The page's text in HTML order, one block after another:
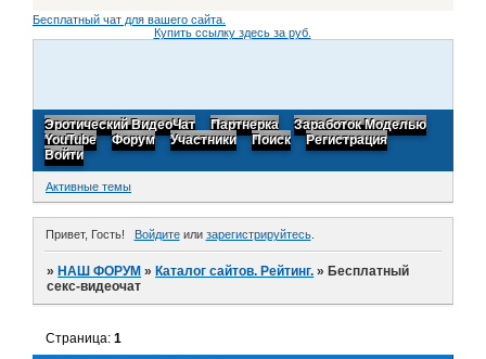
Бесплатный чат для вашего сайта.
Купить ссылку здесь за руб.
Эротический ВидеоЧат Партнерка
Заработок Моделью
YouTube
Форум Участники Поиск
Регистрация
Войти
Активные темы
Привет, Гость! Войдитеили зарегистрируйтесь.
»НАШ ФОРУМ »Каталог сайтов. Рейтинг. »Бесплатный
секс-видеочат
Страница:1